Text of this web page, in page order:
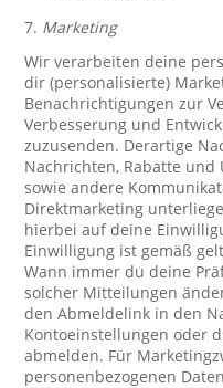
7. Marketing
Wir verarbeiten deine
dir (personalisierte)
Benachrichtigungen zur
Verbesserung und
zuzusenden. Derartige
Nachrichten, Rabatte und
sowie andere
Direktmarketing
hierbei auf deine
Einwilligung ist gemäß
Wann immer du deine
solcher Mitteilungen
den Abmeldelink in den
Kontoeinstellungen oder
abmelden. Für
personenbezogenen